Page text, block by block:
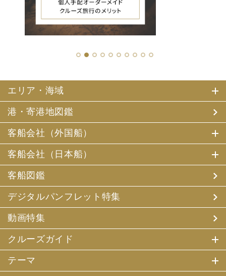
1 2 3 4 5 6 7 8 9 10
エリア・海域
港・寄港地図鑑
客船会社（外国船）
客船会社（日本船）
客船図鑑
デジタルパンフレット特集
動画特集
クルーズガイド
テーマ